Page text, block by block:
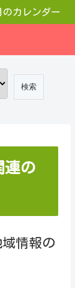
のカレンダー
連の
情報の